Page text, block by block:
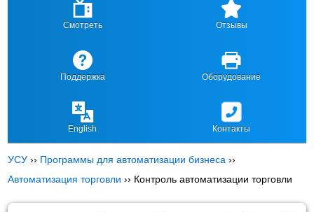
Смотреть Отзывы
Поддержка Оборудование
English Контакты
УСУ ›› Программы для автоматизации бизнеса ››
Автоматизация торговли ›› Контроль автоматизации торговли